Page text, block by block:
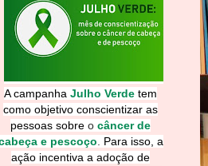
A campanha Julho Verde tem
como objetivo conscientizar as
pessoas sobre o câncer de
e pescoço
Para isso, a
ação incentiva a adoção de